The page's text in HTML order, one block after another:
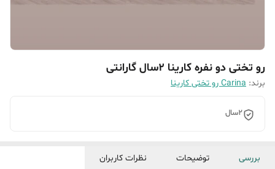
رو تختی دو نفره کارینا 2سال گارانتی
برند: Carina رو تختی کارینا
2سال
بررسی توضیحات نظرات کاربران